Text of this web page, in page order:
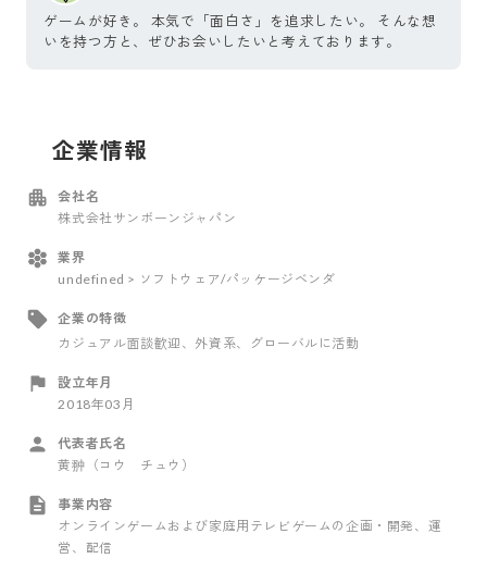
ゲームが好き。 本気で「面白さ」を追求したい。 そんな想
いを持つ方と、ぜひお会いしたいと考えております。
企業情報
会社名
株式会社サンボーンジャパン
業界
undefined > ソフトウェア/パッケージベンダ
企業の特徴
カジュアル面談歓迎、外資系、グローバルに活動
設立年月
2018年03月
代表者氏名
黄翀（コウ チュウ）
事業内容
オンラインゲームおよび家庭用テレビゲームの企画・開発、運
営、配信